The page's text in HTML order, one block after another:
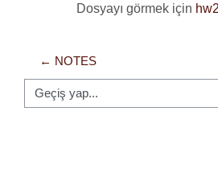
Dosyayı görmek için
← NOTES
Geçiş yap...